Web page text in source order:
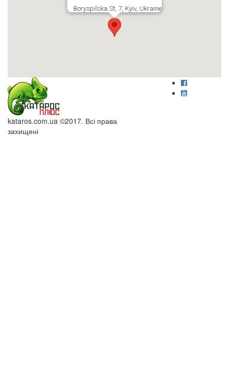
Boryspilska St, 7, Kyiv, Ukraine
kataros.com.ua ©2017. Всі права
захищені